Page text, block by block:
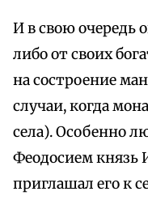
И в свою очередь
либо от своих
на состроение
случаи, когда
села). Особенно
Феодосием князь
приглашал его к